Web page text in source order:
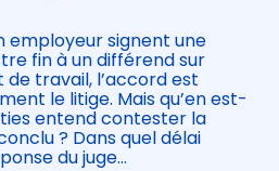
employeur signent une
fin à un différend sur
travail, l’accord est
le litige. Mais qu’en est-
entend contester la
? Dans quel délai
du juge…